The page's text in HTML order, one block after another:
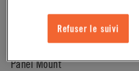
Mounting Option
Panel Mount
Refuser le suivi